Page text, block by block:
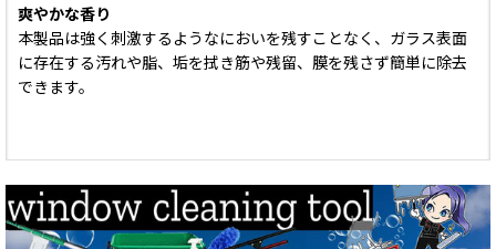
爽やかな香り
本製品は強く刺激するようなにおいを残すことなく、ガラス表面
に存在する汚れや脂、垢を拭き筋や残留、膜を残さず簡単に除去
できます。